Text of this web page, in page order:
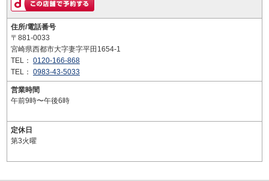
住所/電話番号
〒881-0033
宮崎県西都市大字妻字平田1654-1
TEL： 0120-166-868
TEL： 0983-43-5033
営業時間
午前9時〜午後6時
定休日
第3火曜